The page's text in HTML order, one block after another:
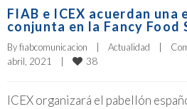
FIAB e ICEX acuerdan
conjunta en la Fancy Food
By fiabcomunicacion Actualidad
abril, 2021
38
ICEX organizará el pabellón